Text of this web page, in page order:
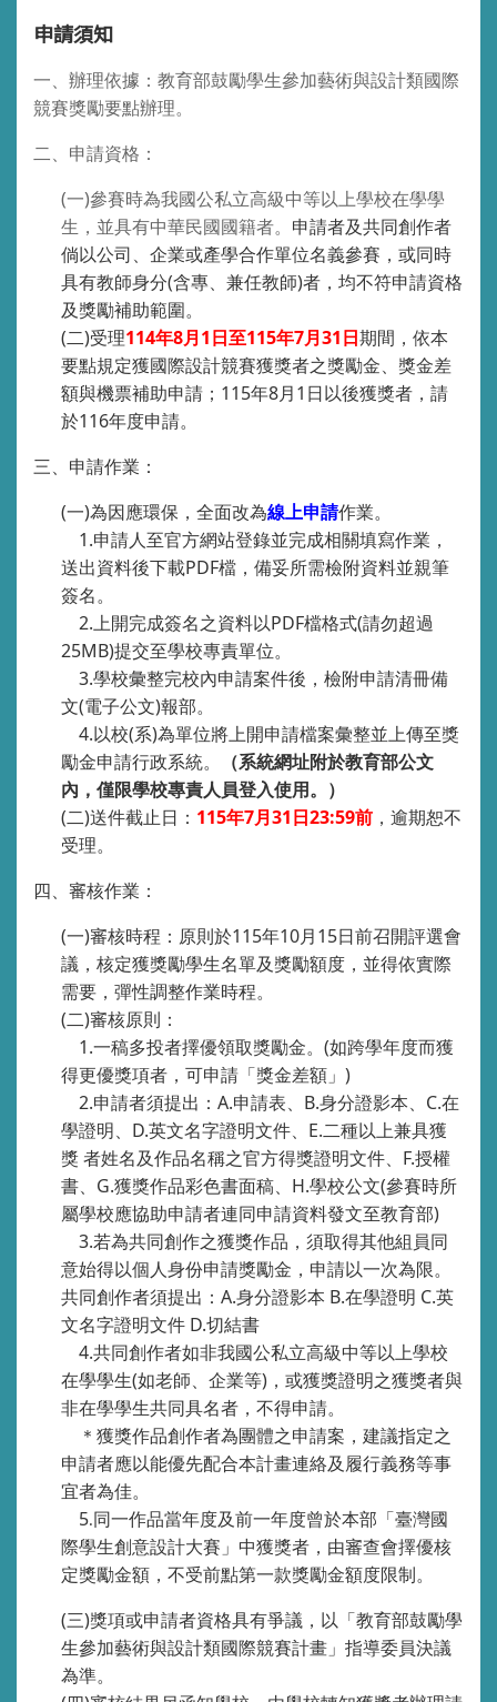
申請須知
一、辦理依據：教育部鼓勵學生參加藝術與設計類國際
競賽獎勵要點辦理。
二、申請資格：
(一)參賽時為我國公私立高級中等以上學校在學學
生，並具有中華民國國籍者。 申請者及共同創作者
倘以公司、企業或產學合作單位名義參賽，或同時
具有教師身分(含專、兼任教師)者，均不符申請資格
及獎勵補助範圍。
(二)受理114年8月1日至115年7月31日期間，依本
要點規定獲國際設計競賽獲獎者之獎勵金、獎金差
額與機票補助申請； 115年8月1 日以後獲獎者，請
於116年度申請。
三、申請作業：
(一)為因應環保，全面改為線上申請作業。
1.申請人至官方網站登錄並完成相關填寫作業，
送出資料後下載PDF檔，備妥所需檢附資料並親筆
簽名。
2.上開完成簽名之資料以PDF檔格式(請勿超過
25MB)提交至學校專責單位。
3.學校彙整完校內申請案件後，檢附申請清冊備
文(電子公文)報部。
4.以校(系)為單位將上開申請檔案彙整並上傳至獎
勵金申請行政系統。
（系統網址附於教育部公文
內，僅限學校專責人員登入使用。）
(二)送件截止日： 115年7月31日23:59前 ，逾期恕不
受理。
四、審核作業：
(一)審核時程：原則於115年10月15日前召開評選會
議，核定獲獎勵學生名單及獎勵額度，並得依實際
需要，彈性調整作業時程。
(二)審核原則：
1.一稿多投者擇優領取獎勵金。 (如跨學年度而獲
得更優獎項者，可申請「獎金差額」 )
2.申請者須提出： A.申請表、 B.身分證影本、 C.在
學證明、 D.英文名字證明文件、 E.二種以上兼具獲
獎 者姓名及作品名稱之官方得獎證明文件、 F.授權
書、 G.獲獎作品彩色書面稿、 H.學校公文(參賽時所
屬學校應協助申請者連同申請資料發文至教育部)
3.若為共同創作之獲獎作品，須取得其他組員同
意始得以個人身份申請獎勵金，申請以一次為限。
共同創作者須提出： A.身分證影本 B.在學證明 C.英
文名字證明文件 D.切結書
4.共同創作者如非我國公私立高級中等以上學校
在學學生(如老師、企業等) ，或獲獎證明之獲獎者與
非在學學生共同具名者，不得申請。
＊獲獎作品創作者為團體之申請案，建議指定之
申請者應以能優先配合本計畫連絡及履行義務等事
宜者為佳。
5.同一作品當年度及前一年度曾於本部「臺灣國
際學生創意設計大賽」中獲獎者，由審查會擇優核
定獎勵金額，不受前點第一款獎勵金額度限制。
(三)獎項或申請者資格具有爭議，以「教育部鼓勵學
生參加藝術與設計類國際競賽計畫」指導委員決議
為準。